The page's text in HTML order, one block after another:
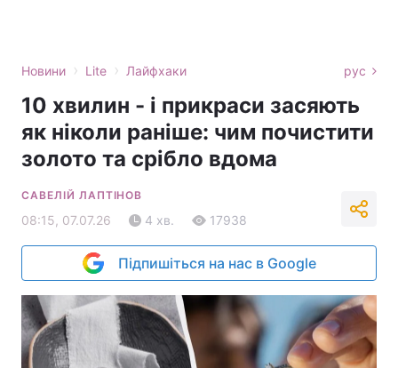
Новини › Lite › Лайфхаки рус
10 хвилин - і прикраси засяють
як ніколи раніше: чим почистити
золото та срібло вдома
САВЕЛІЙ ЛАПТІНОВ
08:15, 07.07.26 4 хв. 17938
Підпишіться на нас в Google